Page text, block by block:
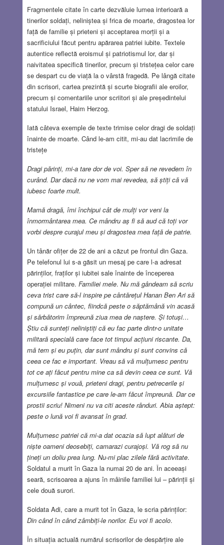
Fragmentele citate în carte dezvăluie lumea interioară a
tinerilor soldați, neliniștea și frica de moarte, dragostea lor
față de familie și prieteni și acceptarea morții și a
sacrificiului făcut pentru apărarea patriei iubite. Textele
autentice reflectă eroismul și patriotismul lor, dar și
naivitatea specifică tinerilor, precum și tristețea celor care
se despart cu de viață la o vârstă fragedă. Pe lângă citate
din scrisori, cartea prezintă și scurte biografii ale eroilor,
precum și comentariile unor scriitori și ale președintelui
statului Israel, Haim Herzog.
Iată câteva exemple de texte trimise celor dragi de soldați
înainte de moarte. Când le-am citit, mi-au dat lacrimile de
tristețe
Dragi părinți, mi-a tare dor de voi. Sper să ne revedem în
curând. Dar dacă nu ne vom mai revedea, să știți că vă
iubesc foarte mult.
Mamă dragă, îmi închipui cât de mulți vor veni la
înmormântarea mea. Ce mândru aș fi să aud că toți vor
vorbi despre curajul meu și dragostea mea față de patrie.
Un tânăr ofițer de 22 de ani a căzut pe frontul din Gaza.
Pe telefonul lui s-a găsit un mesaj pe care l-a adresat
părinților, fraților și iubitei sale înainte de începerea
operației militare. Familiei mele. Nu mă gândeam să scriu
ceva trist care să-l inspire pe cântărețul Hanan Ben Ari să
compună un cântec, fiindcă peste o săptămână vin acasă
și sărbătorim împreună ziua mea de naștere. Și totuși…
Știu că sunteți neliniștiți că eu fac parte dintr-o unitate
militară specială care face tot timpul acțiuni riscante. Da,
mă tem și eu puțin, dar sunt mândru și sunt convins că
ceea ce fac e important. Vreau să vă mulțumesc pentru
tot ce ați făcut pentru mine ca să devin ceea ce sunt. Vă
mulțumesc și vouă, prieteni dragi, pentru petrecerile și
excursiile fantastice pe care le-am făcut împreună. Dar ce
prostii scriu! Nimeni nu va citi aceste rânduri. Abia aștept:
peste o lună voi fi avansat în grad.
Mulțumesc patriei că mi-a dat ocazia să lupt alături de
niște oameni deosebiți, camarazi curajoși. Vă rog să nu
țineți un doliu prea lung. Nu-mi plac zilele fără activitate.
Soldatul a murit în Gaza la numai 20 de ani. În aceeași
seară, scrisoarea a ajuns în mâinile familiei lui – părinții și
cele două surori.
Soldata Adi, care a murit tot în Gaza, le scria părinților:
Din când în când zâmbiți-le norilor. Eu voi fi acolo.
În situația actuală numărul scrisorilor de despărțire ale